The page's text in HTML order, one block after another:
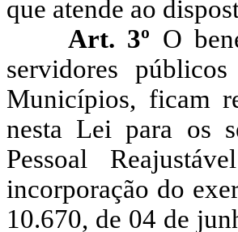
que atende ao
Art. 3º O
servidores
Municípios, ficam
nesta Lei para os
Pessoal
incorporação do
10.670, de 04 de